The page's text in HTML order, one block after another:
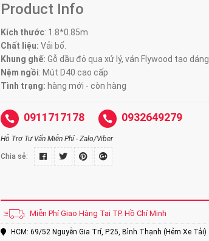
Product Info
Kích thước: 1.8*0.85m
Chất liệu: Vải bố.
Khung ghế: Gỗ dầu đỏ qua xử lý, ván Flywood tạo dáng.
Nệm ngồi: Mút D40 cao cấp
Tình trạng: hàng mới - còn hàng
0911717178 0932649279
Hỗ Trợ Tư Vấn Miễn Phí - Zalo/Viber
Chia sẻ:
Miễn Phí Giao Hàng Tại TP. Hồ Chí Minh
HCM: 69/52 Nguyễn Gia Trí, P.25, Bình Thạnh (Hẻm Xe Tải)